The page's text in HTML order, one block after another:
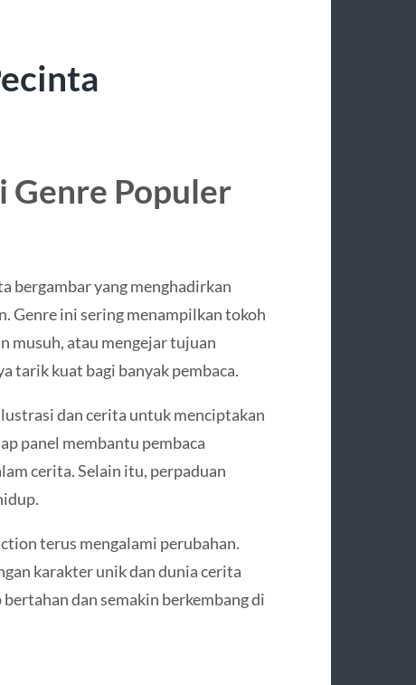
Genre Populer
bergambar yang menghadirkan
Genre ini sering menampilkan tokoh
musuh, atau mengejar tujuan
tarik kuat bagi banyak pembaca.
dan cerita untuk menciptakan
panel membantu pembaca
cerita. Selain itu, perpaduan
terus mengalami perubahan.
karakter unik dan dunia cerita
dan semakin berkembang di